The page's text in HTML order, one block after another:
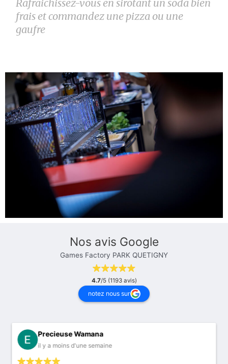
Rafraichissez-vous en sirotant un soda bien
frais et commandez une pizza ou une
gaufre
Nos avis Google
Games Factory PARK QUETIGNY
4.7/5 (1193 avis)
notez nous sur
Precieuse Wamana
il y a moins d'une semaine